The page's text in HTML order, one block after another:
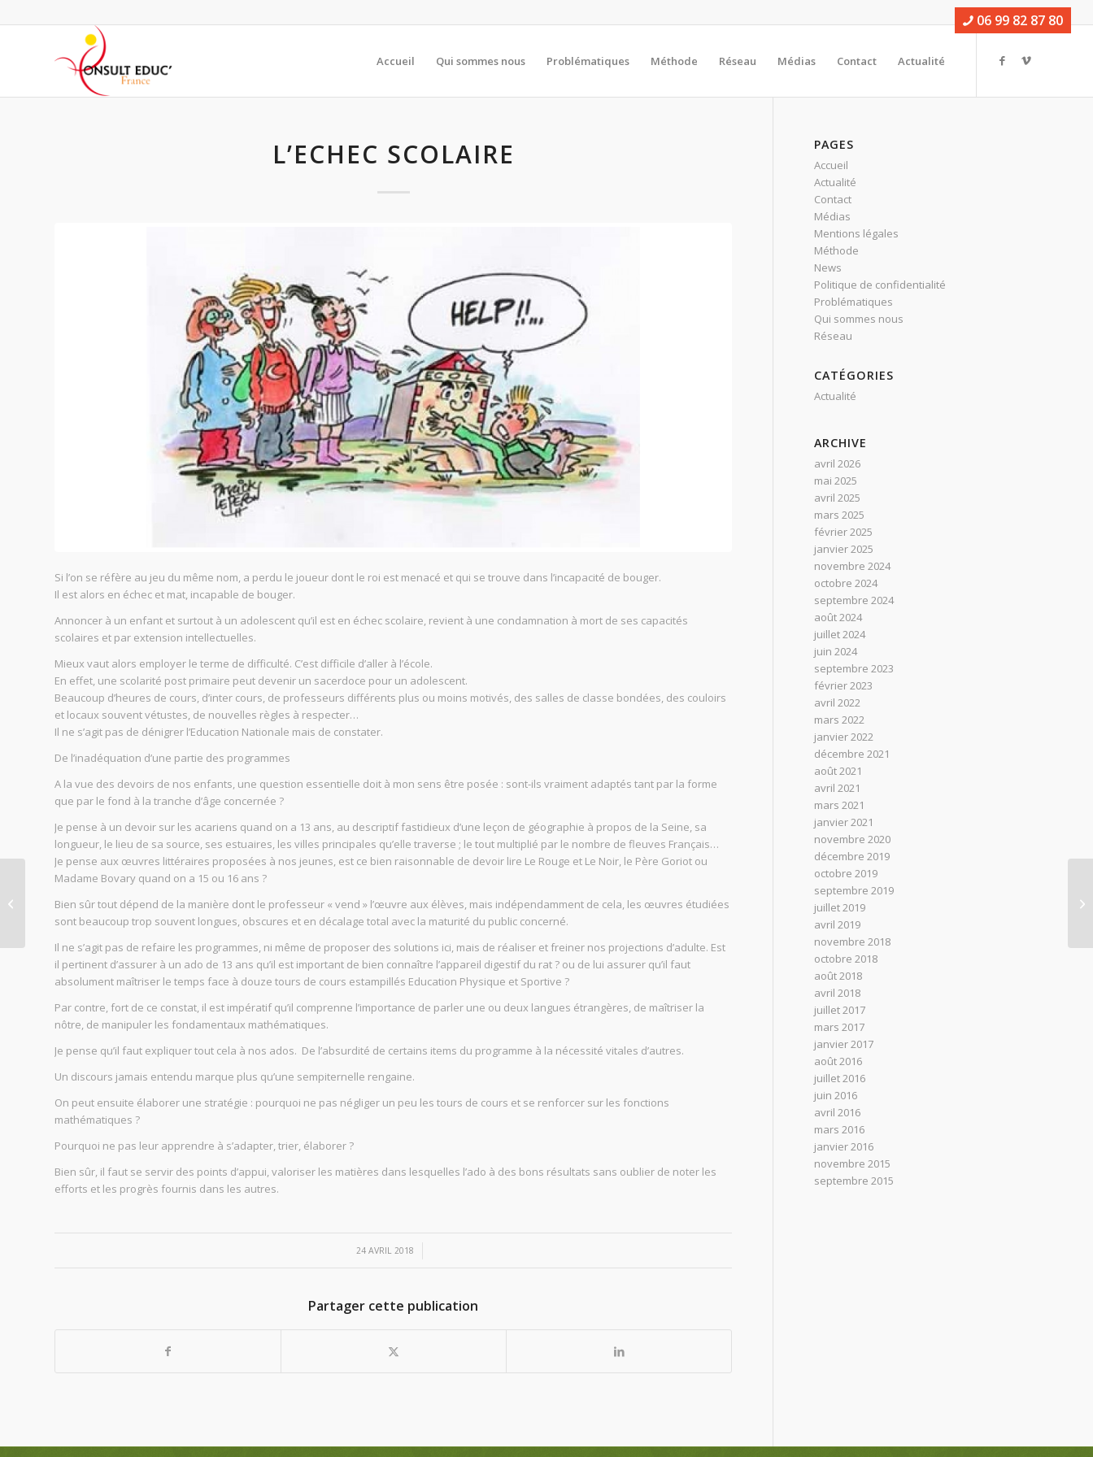
06 99 82 87 80
Accueil Qui sommes nous Problématiques Méthode Réseau Médias Contact Actualité
L’ECHEC SCOLAIRE
Si l’on se réfère au jeu du même nom, a perdu le joueur dont le roi est menacé et qui se trouve dans l’incapacité de bouger.
Il est alors en échec et mat, incapable de bouger.
Annoncer à un enfant et surtout à un adolescent qu’il est en échec scolaire, revient à une condamnation à mort de ses capacités
scolaires et par extension intellectuelles.
Mieux vaut alors employer le terme de difficulté. C’est difficile d’aller à l’école.
En effet, une scolarité post primaire peut devenir un sacerdoce pour un adolescent.
Beaucoup d’heures de cours, d’inter cours, de professeurs différents plus ou moins motivés, des salles de classe bondées, des couloirs
et locaux souvent vétustes, de nouvelles règles à respecter…
Il ne s’agit pas de dénigrer l’Education Nationale mais de constater.
De l’inadéquation d’une partie des programmes
A la vue des devoirs de nos enfants, une question essentielle doit à mon sens être posée : sont-ils vraiment adaptés tant par la forme
que par le fond à la tranche d’âge concernée ?
Je pense à un devoir sur les acariens quand on a 13 ans, au descriptif fastidieux d’une leçon de géographie à propos de la Seine, sa
longueur, le lieu de sa source, ses estuaires, les villes principales qu’elle traverse ; le tout multiplié par le nombre de fleuves Français…
Je pense aux œuvres littéraires proposées à nos jeunes, est ce bien raisonnable de devoir lire Le Rouge et Le Noir, le Père Goriot ou
Madame Bovary quand on a 15 ou 16 ans ?
Bien sûr tout dépend de la manière dont le professeur « vend » l’œuvre aux élèves, mais indépendamment de cela, les œuvres étudiées
sont beaucoup trop souvent longues, obscures et en décalage total avec la maturité du public concerné.
Il ne s’agit pas de refaire les programmes, ni même de proposer des solutions ici, mais de réaliser et freiner nos projections d’adulte. Est
il pertinent d’assurer à un ado de 13 ans qu’il est important de bien connaître l’appareil digestif du rat ? ou de lui assurer qu’il faut
absolument maîtriser le temps face à douze tours de cours estampillés Education Physique et Sportive ?
Par contre, fort de ce constat, il est impératif qu’il comprenne l’importance de parler une ou deux langues étrangères, de maîtriser la
nôtre, de manipuler les fondamentaux mathématiques.
Je pense qu’il faut expliquer tout cela à nos ados. De l’absurdité de certains items du programme à la nécessité vitales d’autres.
Un discours jamais entendu marque plus qu’une sempiternelle rengaine.
On peut ensuite élaborer une stratégie : pourquoi ne pas négliger un peu les tours de cours et se renforcer sur les fonctions
mathématiques ?
Pourquoi ne pas leur apprendre à s’adapter, trier, élaborer ?
Bien sûr, il faut se servir des points d’appui, valoriser les matières dans lesquelles l’ado à des bons résultats sans oublier de noter les
efforts et les progrès fournis dans les autres.
24 AVRIL 2018
/
Partager cette publication
PAGES
Accueil
Actualité
Contact
Médias
Mentions légales
Méthode
News
Politique de confidentialité
Problématiques
Qui sommes nous
Réseau
CATÉGORIES
Actualité
ARCHIVE
avril 2026
mai 2025
avril 2025
mars 2025
février 2025
janvier 2025
novembre 2024
octobre 2024
septembre 2024
août 2024
juillet 2024
juin 2024
septembre 2023
février 2023
avril 2022
mars 2022
janvier 2022
décembre 2021
août 2021
avril 2021
mars 2021
janvier 2021
novembre 2020
décembre 2019
octobre 2019
septembre 2019
juillet 2019
avril 2019
novembre 2018
octobre 2018
août 2018
avril 2018
juillet 2017
mars 2017
janvier 2017
août 2016
juillet 2016
juin 2016
avril 2016
mars 2016
janvier 2016
novembre 2015
septembre 2015
n’existe pas